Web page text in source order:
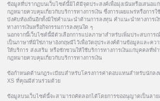
ข้อมูลที่ปรากฏบนเว็บไซต์นี้มิได้มีจุดประสงค์เพื่อมุ่งเน้นหรือเสนอ
กฎหมายควบคุมเกี่ยวกับบริการทางการเงิน ซึ่งการเผยแพร่หรือกา
บังคับท้องถิ่นอีกทั้งมิใช่คำแนะนำด้านการลงทุน คำแนะนำทางการเ
ทางการเงินหรือกิจกรรมการลงทุนใด ๆ
นอกจากนี้เว็บไซต์นี้มีตัวเลือกการแปลภาษาสำหรับเพิ่มประสบการ
เป็นภาษาที่มิใช่ภาษาอังกฤษมีไว้เพื่อวัตถุประสงค์ด้านข้อมูลและคว
ให้บริการ ส่งเสริม หรือชักชวนให้ใช้บริการทางการเงินแก่บุคคลที่พ
กฎหมายควบคุมเกี่ยวกับบริการทางการเงิน
ข้อกำหนดด้านกฎระเบียบสำหรับโครงการค่าตอบแทนสำหรับนักล
XS ที่คุณมีส่วนร่วมด้วย
ข้อมูลบนเว็บไซต์นี้จะสามารถคัดลอกได้โดยการขออนุญาตเป็นลา